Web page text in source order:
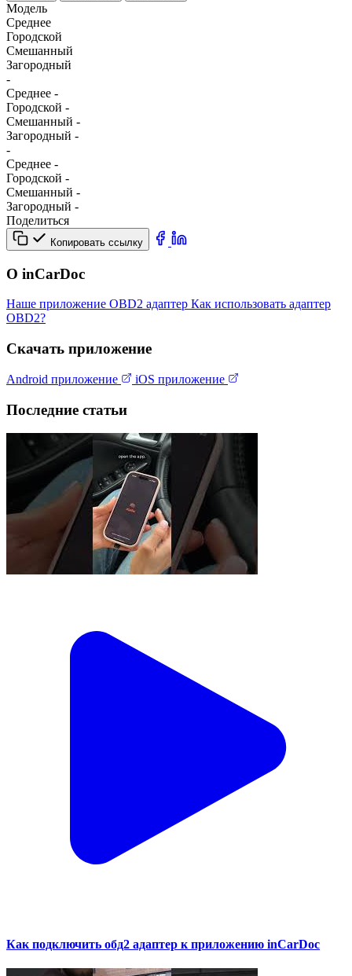
Модель
Среднее
Городской
Смешанный
Загородный
-
Среднее -
Городской -
Смешанный -
Загородный -
-
Среднее -
Городской -
Смешанный -
Загородный -
Поделиться
Копировать ссылку
О inCarDoc
Наше приложение OBD2 адаптер Как использовать адаптер
OBD2?
Скачать приложение
Android приложение iOS приложение
Последние статьи
Как подключить обд2 адаптер к приложению inCarDoc